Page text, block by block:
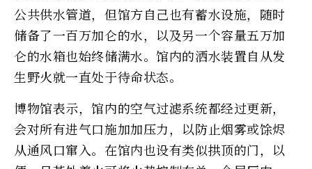
公共供水管道，但馆方自己也有蓄水设施，随时
储备了一百万加仑的水，以及另一个容量五万加
仑的水箱也始终储满水。馆内的洒水装置自从发
生野火就一直处于待命状态。
博物馆表示，馆内的空气过滤系统都经过更新，
会对所有进气口施加加压力，以防止烟雾或馀烬
从通风口窜入。在馆内也设有类似拱顶的门，以